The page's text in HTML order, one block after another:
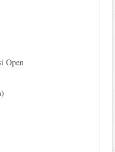
Open